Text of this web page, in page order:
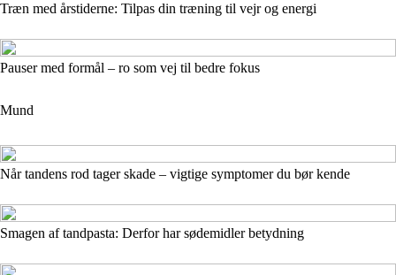
Træn med årstiderne: Tilpas din træning til vejr og energi
Pauser med formål – ro som vej til bedre fokus
Mund
Når tandens rod tager skade – vigtige symptomer du bør kende
Smagen af tandpasta: Derfor har sødemidler betydning